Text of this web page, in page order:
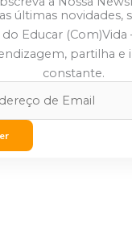
últimas novidades,
Educar
partilha e
constante.